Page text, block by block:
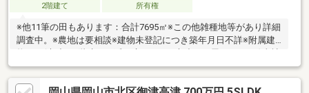
2階建て 所有権
※他11筆の田もあります：合計7695㎡※この他雑種地等があり詳細
調査中。※農地は要相談※建物未登記につき築年月日不詳※附属建
物あり(木造：2階建て：延べ床197.8㎡/木造：平屋：23.04㎡)当社
は不動産の購入からリノベーションまでワンストップでサポート
いたします。高い技術力とデザイン力で失敗しないリフォームを